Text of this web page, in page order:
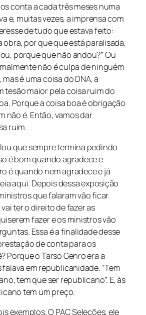
conta a cada três meses numa
e, muitas vezes, a imprensa com
de tudo que estava feito:
obra, por que que está paralisada,
porque que não andou?” Ou
não é culpa de ninguém
é uma coisa do DNA, a
tesão maior pela coisa ruim do
Porque a coisa boa é obrigação
não é. Então, vamos dar
ruim.
que sempre termina pedindo
é bom quando agradece e
é quando nem agradece e já
aqui. Depois dessa exposição
que falaram vão ficar
ter o direito de fazer as
fazer e os ministros vão
Essa é a finalidade desse
de conta para os
Porque o Tarso Genro era a
falava em republicanidade. “Tem
tem que ser republicano”. E, às
tem um preço.
exemplos. O PAC Seleções, ele